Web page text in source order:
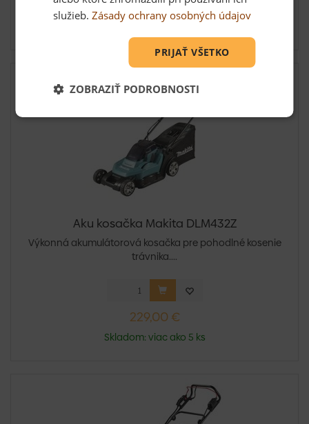
6,22 €
Skladom: viac ako 2 ks
Doprava grátis
Aku kosačka Makita DLM432Z
Výkonná akumulátorová kosačka pre pohodlné kosenie
trávnika....
229,00 €
Skladom: viac ako 5 ks
služieb.Zásady ochrany osobných údajov
PRIJAŤ VŠETKO
ZOBRAZIŤ PODROBNOSTI